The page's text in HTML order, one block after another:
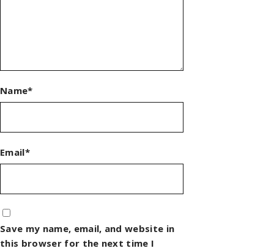
Name*
Email*
Save my name, email, and website in
this browser for the next time I